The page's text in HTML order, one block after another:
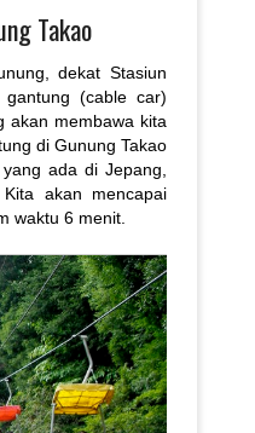
Takao
dekat Stasiun
gantung (cable car)
akan membawa kita
di Gunung Takao
ada di Jepang,
akan mencapai
waktu 6 menit.